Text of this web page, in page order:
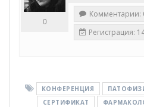
0
Комментарии:
Регистрация:
КОНФЕРЕНЦИЯ
СЕРТИФИКАТ